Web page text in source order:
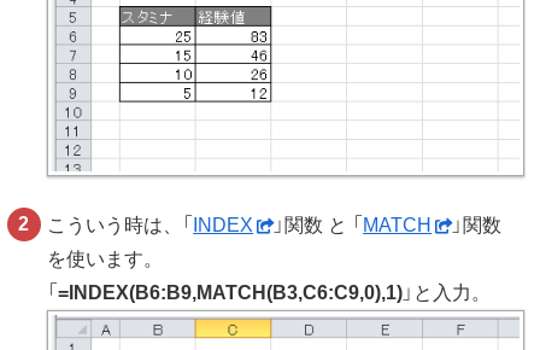
こういう時は、「 INDEX 」関数 と 「 MATCH
」関数
を使います。
「=INDEX(B6:B9,MATCH(B3,C6:C9,0),1) 」と入力。